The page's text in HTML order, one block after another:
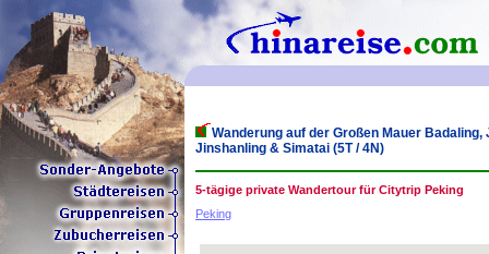
Wanderung auf der Großen Mauer
Jinshanling & Simatai (5T / 4N)
5-tägige private Wandertour für Citytrip Peking
Peking